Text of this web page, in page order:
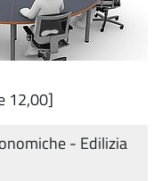
12,00]
- Edilizia